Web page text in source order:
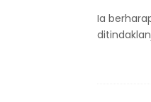
Ia